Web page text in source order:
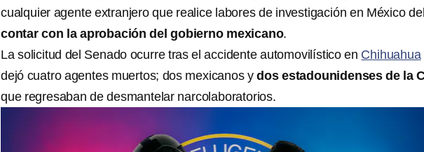
cualquier agente extranjero que realice labores de investigación en México
contar con la aprobación del gobierno mexicano.
La solicitud del Senado ocurre tras el accidente automovilístico en Chihuahua
dejó cuatro agentes muertos; dos mexicanos ydos estadounidenses de la
que regresaban de desmantelar narcolaboratorios.